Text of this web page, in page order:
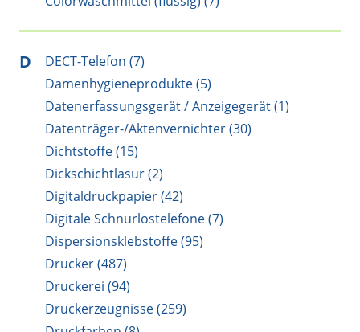
D
DECT-Telefon (7)
Damenhygieneprodukte (5)
Datenerfassungsgerät / Anzeigegerät (1)
Datenträger-/Aktenvernichter (30)
Dichtstoffe (15)
Dickschichtlasur (2)
Digitaldruckpapier (42)
Digitale Schnurlostelefone (7)
Dispersionsklebstoffe (95)
Drucker (487)
Druckerei (94)
Druckerzeugnisse (259)